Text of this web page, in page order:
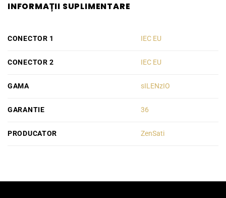
INFORMAȚII SUPLIMENTARE
CONECTOR 1 IEC EU
CONECTOR 2 IEC EU
GAMA sILENzIO
GARANTIE 36
PRODUCATOR ZenSati